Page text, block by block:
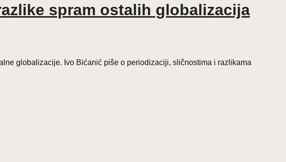
spram ostalih globalizacija
globalizacije. Ivo Bićanić piše o periodizaciji, sličnostima i razlikama